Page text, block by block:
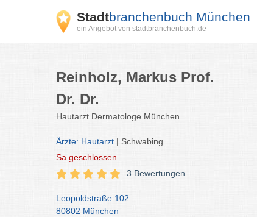
Stadtbranchenbuch München
ein Angebot von stadtbranchenbuch.de
Reinholz, Markus Prof.
Dr. Dr.
Hautarzt Dermatologe München
Ärzte: Hautarzt | Schwabing
Sa geschlossen
3 Bewertungen
Leopoldstraße 102
80802 München